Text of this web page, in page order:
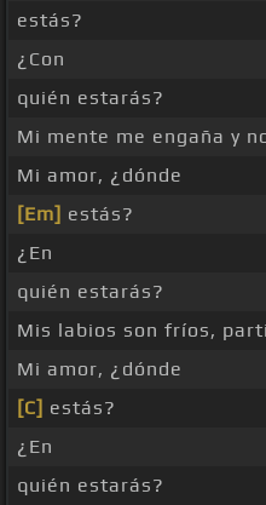
estás?
¿Con
quién estarás?
Mi mente me engaña y
Mi amor, ¿dónde
[Em] estás?
¿En
quién estarás?
Mis labios son fríos,
Mi amor, ¿dónde
[C] estás?
¿En
quién estarás?